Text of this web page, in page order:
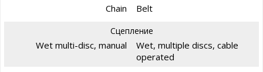
Chain Belt
Сцепление
Wet multi-disc, manual
Wet, multiple discs, cable
operated